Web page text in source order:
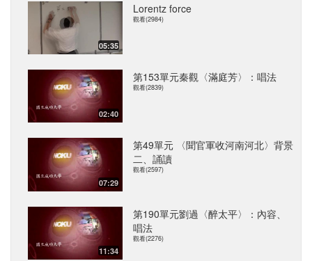
05:35
Lorentz force
觀看(2984)
02:40
第153單元秦觀〈滿庭芳〉：唱法
觀看(2839)
07:29
第49單元 〈聞官軍收河南河北〉背景
二、誦讀
觀看(2597)
11:34
第190單元劉過〈醉太平〉：內容、
唱法
觀看(2276)